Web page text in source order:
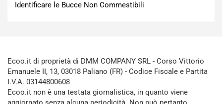
Identificare le Bucce Non Commestibili
Ecoo.it di proprietà di DMM COMPANY SRL - Corso Vittorio
Emanuele II, 13, 03018 Paliano (FR) - Codice Fiscale e Partita
I.V.A. 03144800608
Ecoo.it non è una testata giornalistica, in quanto viene